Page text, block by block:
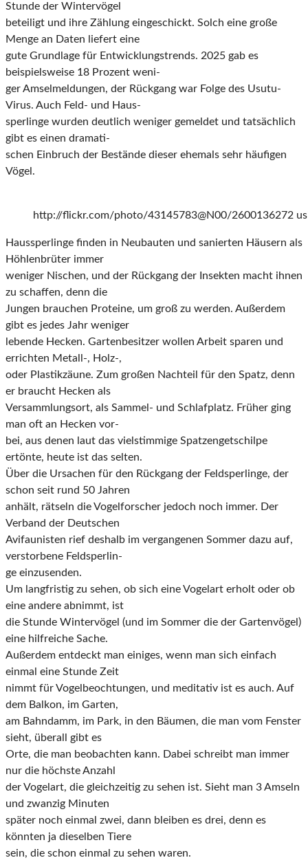
Stunde der Wintervögel
beteiligt und ihre Zählung eingeschickt. Solch eine große
Menge an Daten liefert eine
gute Grundlage für Entwicklungstrends. 2025 gab es
beispielsweise 18 Prozent weni-
ger Amselmeldungen, der Rückgang war Folge des Usutu-
Virus. Auch Feld- und Haus-
sperlinge wurden deutlich weniger gemeldet und tatsächlich
gibt es einen dramati-
schen Einbruch der Bestände dieser ehemals sehr häufigen
Vögel.
http://flickr.com/photo/43145783@N00/2600136272
Haussperlinge finden in Neubauten und sanierten Häusern als
Höhlenbrüter immer
weniger Nischen, und der Rückgang der Insekten macht ihnen
zu schaffen, denn die
Jungen brauchen Proteine, um groß zu werden. Außerdem
gibt es jedes Jahr weniger
lebende Hecken. Gartenbesitzer wollen Arbeit sparen und
errichten Metall-, Holz-,
oder Plastikzäune. Zum großen Nachteil für den Spatz, denn
er braucht Hecken als
Versammlungsort, als Sammel- und Schlafplatz. Früher ging
man oft an Hecken vor-
bei, aus denen laut das vielstimmige Spatzengetschilpe
ertönte, heute ist das selten.
Über die Ursachen für den Rückgang der Feldsperlinge, der
schon seit rund 50 Jahren
anhält, rätseln die Vogelforscher jedoch noch immer. Der
Verband der Deutschen
Avifaunisten rief deshalb im vergangenen Sommer dazu auf,
verstorbene Feldsperlin-
ge einzusenden.
Um langfristig zu sehen, ob sich eine Vogelart erholt oder ob
eine andere abnimmt, ist
die Stunde Wintervögel (und im Sommer die der Gartenvögel)
eine hilfreiche Sache.
Außerdem entdeckt man einiges, wenn man sich einfach
einmal eine Stunde Zeit
nimmt für Vogelbeochtungen, und meditativ ist es auch. Auf
dem Balkon, im Garten,
am Bahndamm, im Park, in den Bäumen, die man vom Fenster
sieht, überall gibt es
Orte, die man beobachten kann. Dabei schreibt man immer
nur die höchste Anzahl
der Vogelart, die gleichzeitig zu sehen ist. Sieht man 3 Amseln
und zwanzig Minuten
später noch einmal zwei, dann bleiben es drei, denn es
könnten ja dieselben Tiere
sein, die schon einmal zu sehen waren.